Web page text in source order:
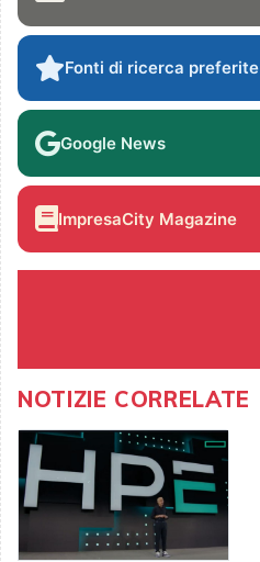
Fonti di ricerca preferite
Google News
ImpresaCity Magazine
NOTIZIE CORRELATE